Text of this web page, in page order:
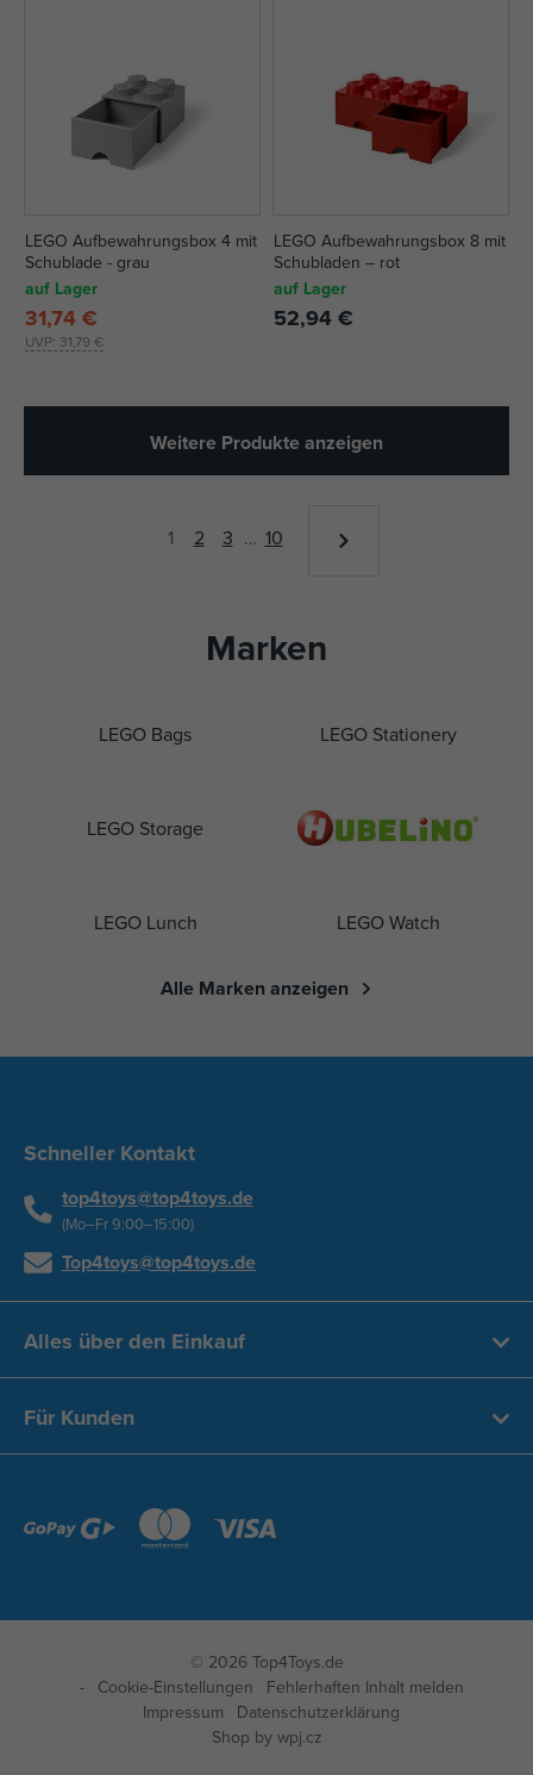
LEGO Aufbewahrungsbox 4 mit
Schublade - grau
auf Lager
UVP: 31,79 €
31,74 €
LEGO Aufbewahrungsbox 8 mit
Schubladen – rot
auf Lager
52,94 €
Weitere Produkte anzeigen
1 2 3 … 10
Marken
LEGO Bags LEGO Stationery
LEGO Storage
LEGO Lunch LEGO Watch
Alle Marken anzeigen
Schneller Kontakt
top4toys@top4toys.de
(Mo–Fr 9:00–15:00)
Top4toys@top4toys.de
Alles über den Einkauf
Für Kunden
© 2026 Top4Toys.de
Cookie-Einstellungen
Fehlerhaften Inhalt melden
Impressum
Datenschutzerklärung
Shop by wpj.cz